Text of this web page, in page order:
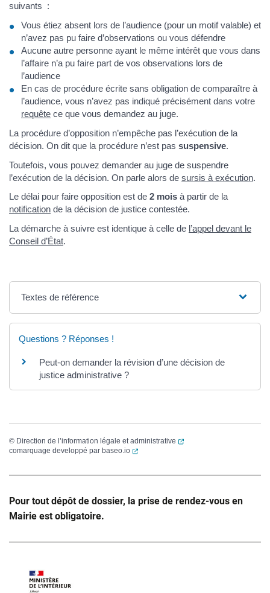
suivants :
Vous étiez absent lors de l’audience (pour un motif valable) et
n’avez pas pu faire d’observations ou vous défendre
Aucune autre personne ayant le même intérêt que vous dans
l’affaire n’a pu faire part de vos observations lors de
l’audience
En cas de procédure écrite sans obligation de comparaître à
l’audience, vous n’avez pas indiqué précisément dans votre
requête ce que vous demandez au juge.
La procédure d’opposition n’empêche pas l’exécution de la
décision. On dit que la procédure n’est pas suspensive.
Toutefois, vous pouvez demander au juge de suspendre
l’exécution de la décision. On parle alors de sursis à exécution.
Le délai pour faire opposition est de 2 mois à partir de la
notification de la décision de justice contestée.
La démarche à suivre est identique à celle de l’appel devant le
Conseil d’État.
Textes de référence
Questions ? Réponses !
Peut-on demander la révision d’une décision de
justice administrative ?
© Direction de l’information légale et administrative
(ouverture dans un
comarquage developpé par baseo.io (ouverture dans un nouvel onglet)
Pour tout dépôt de dossier, la prise de rendez-vous en
Mairie est obligatoire.